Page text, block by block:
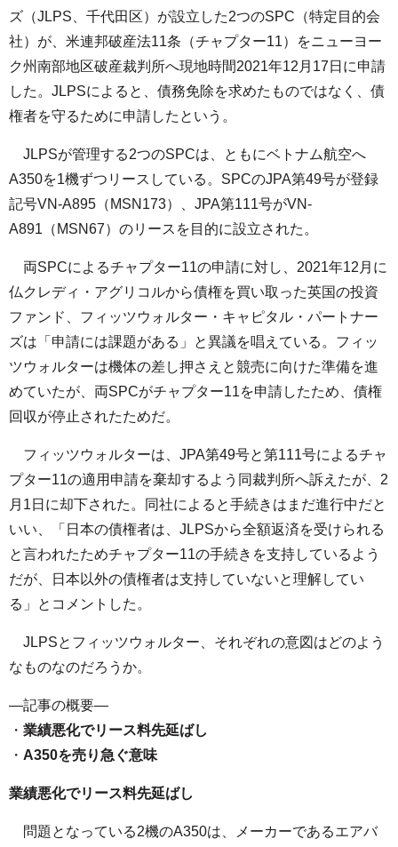
ズ（JLPS、千代田区）が設立した2つのSPC（特定目的会
社）が、米連邦破産法11条（チャプター11）をニューヨー
ク州南部地区破産裁判所へ現地時間2021年12月17日に申請
した。JLPSによると、債務免除を求めたものではなく、債
権者を守るために申請したという。
JLPSが管理する2つのSPCは、ともにベトナム航空へ
A350を1機ずつリースしている。SPCのJPA第49号が登録
記号VN-A895（MSN173）、JPA第111号がVN-
A891（MSN67）のリースを目的に設立された。
両SPCによるチャプター11の申請に対し、2021年12月に
仏クレディ・アグリコルから債権を買い取った英国の投資
ファンド、フィッツウォルター・キャピタル・パートナー
ズは「申請には課題がある」と異議を唱えている。フィッ
ツウォルターは機体の差し押さえと競売に向けた準備を進
めていたが、両SPCがチャプター11を申請したため、債権
回収が停止されたためだ。
フィッツウォルターは、JPA第49号と第111号によるチャ
プター11の適用申請を棄却するよう同裁判所へ訴えたが、2
月1日に却下された。同社によると手続きはまだ進行中だと
いい、「日本の債権者は、JLPSから全額返済を受けられる
と言われたためチャプター11の手続きを支持しているよう
だが、日本以外の債権者は支持していないと理解してい
る」とコメントした。
JLPSとフィッツウォルター、それぞれの意図はどのよう
なものなのだろうか。
—記事の概要—
・ 業績悪化でリース料先延ばし
・ A350を売り急ぐ意味
業績悪化でリース料先延ばし
問題となっている2機のA350は、メーカーであるエアバ